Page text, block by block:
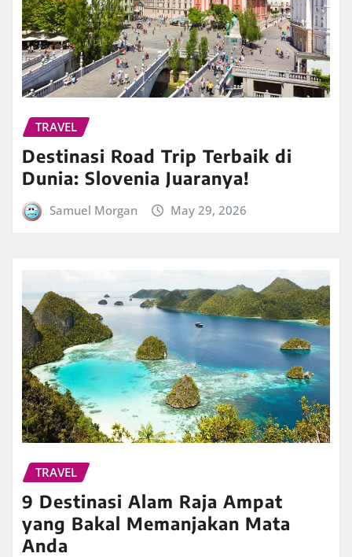
TRAVEL
Destinasi Road Trip Terbaik di
Dunia: Slovenia Juaranya!
Samuel Morgan May 29, 2026
TRAVEL
9 Destinasi Alam Raja Ampat
yang Bakal Memanjakan Mata
Anda